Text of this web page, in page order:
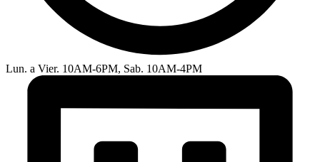
Lun. a Vier. 10AM-6PM, Sab. 10AM-4PM